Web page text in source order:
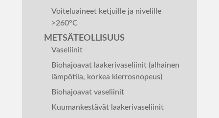
Voiteluaineet ketjuille ja nivelille
>260°C
METSÄTEOLLISUUS
Vaseliinit
Biohajoavat laakerivaseliinit (alhainen
lämpötila, korkea kierrosnopeus)
Biohajoavat vaseliinit
Kuumankestävät laakerivaseliinit